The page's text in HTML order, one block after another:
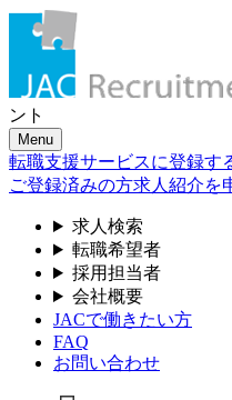
ント
Menu
転職支援サービスに登録す
ご登録済みの方求人紹介を
求人検索
転職希望者
採用担当者
会社概要
JACで働きたい方
FAQ
お問い合わせ